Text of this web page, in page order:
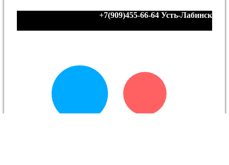
+7(909)455-66-64 Усть-Лабинск